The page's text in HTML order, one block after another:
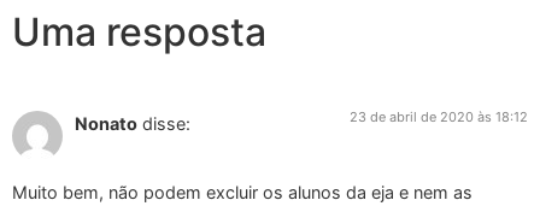
Uma resposta
Nonato disse: 23 de abril de 2020 às 18:12
Muito bem, não podem excluir os alunos da eja e nem as